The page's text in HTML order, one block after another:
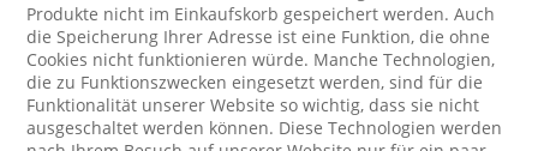
Produkte nicht im Einkaufskorb gespeichert werden. Auch
die Speicherung Ihrer Adresse ist eine Funktion, die ohne
Cookies nicht funktionieren würde. Manche Technologien,
die zu Funktionszwecken eingesetzt werden, sind für die
Funktionalität unserer Website so wichtig, dass sie nicht
ausgeschaltet werden können. Diese Technologien werden